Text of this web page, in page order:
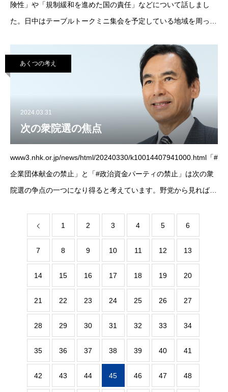
険性」や「規制緩和を進めた国の責任」などについて話しまし
た。日中はテーブルトークミニ集会を予定している地域を周った
人花見。#あくつ幸彦 #東京11区
あくつの考え
2024.03.31
次の衆院選の焦点
www3.nhk.or.jp/news/html/20240330/k10014407941000.html「#
企業団体献金の禁止」と「#政治資金パーティの禁止」は次の衆
院選の争点の一つになり得ると考えています。野党から見れば当
1 2 3 4 5 6
7 8 9 10 11 12 13
14 15 16 17 18 19 20
21 22 23 24 25 26 27
28 29 30 31 32 33 34
35 36 37 38 39 40 41
42 43 44 45 46 47 48